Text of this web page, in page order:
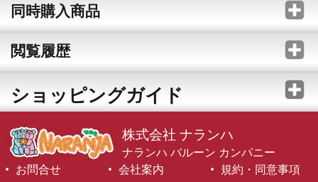
同時購入商品
閲覧履歴
ショッピングガイド
株式会社 ナランハ
ナランハ バルーン カンパニー
お問合せ
会社案内 規約・同意事項